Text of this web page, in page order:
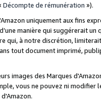
Décompte de rémunération »).
uniquement aux fins
manière qui suggérerait
qui, à notre discrétion,
tout document imprimé,
images des Marques
vous ne pouvez ni